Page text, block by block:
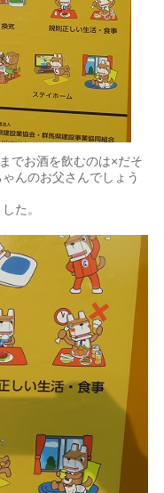
でお酒を飲むのは×だそ
んのお父さんでしょう
た。